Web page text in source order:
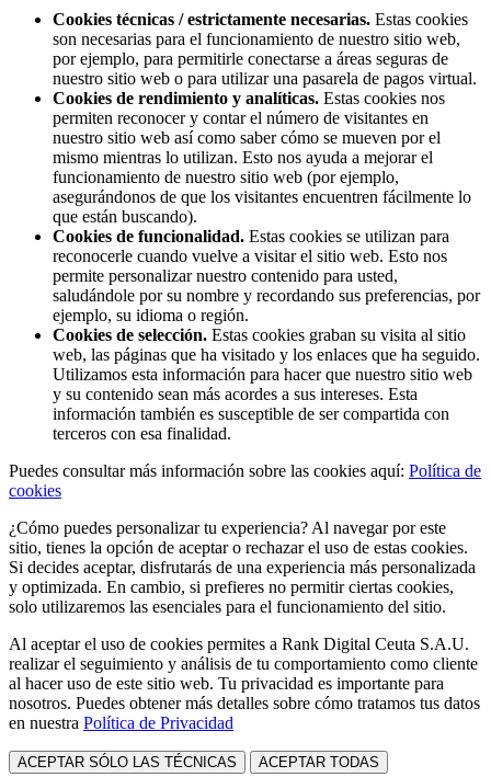
Cookies técnicas / estrictamente necesarias. Estas cookies
son necesarias para el funcionamiento de nuestro sitio web,
por ejemplo, para permitirle conectarse a áreas seguras de
nuestro sitio web o para utilizar una pasarela de pagos virtual.
Cookies de rendimiento y analíticas. Estas cookies nos
permiten reconocer y contar el número de visitantes en
nuestro sitio web así como saber cómo se mueven por el
mismo mientras lo utilizan. Esto nos ayuda a mejorar el
funcionamiento de nuestro sitio web (por ejemplo,
asegurándonos de que los visitantes encuentren fácilmente lo
que están buscando).
Cookies de funcionalidad. Estas cookies se utilizan para
reconocerle cuando vuelve a visitar el sitio web. Esto nos
permite personalizar nuestro contenido para usted,
saludándole por su nombre y recordando sus preferencias, por
ejemplo, su idioma o región.
Cookies de selección. Estas cookies graban su visita al sitio
web, las páginas que ha visitado y los enlaces que ha seguido.
Utilizamos esta información para hacer que nuestro sitio web
y su contenido sean más acordes a sus intereses. Esta
información también es susceptible de ser compartida con
terceros con esa finalidad.
Puedes consultar más información sobre las cookies aquí: Política de
cookies
¿Cómo puedes personalizar tu experiencia? Al navegar por este
sitio, tienes la opción de aceptar o rechazar el uso de estas cookies.
Si decides aceptar, disfrutarás de una experiencia más personalizada
y optimizada. En cambio, si prefieres no permitir ciertas cookies,
solo utilizaremos las esenciales para el funcionamiento del sitio.
Al aceptar el uso de cookies permites a Rank Digital Ceuta S.A.U.
realizar el seguimiento y análisis de tu comportamiento como cliente
al hacer uso de este sitio web. Tu privacidad es importante para
nosotros. Puedes obtener más detalles sobre cómo tratamos tus datos
en nuestra Política de Privacidad
ACEPTAR SÓLO LAS TÉCNICAS ACEPTAR TODAS